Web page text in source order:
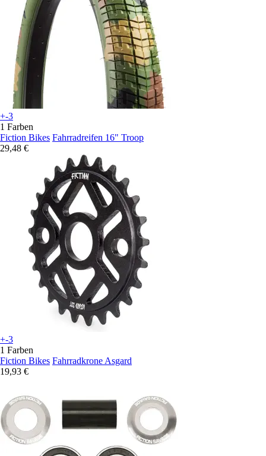
+-3
1 Farben
Fiction Bikes Fahrradreifen 16" Troop
29,48 €
+-3
1 Farben
Fiction Bikes Fahrradkrone Asgard
19,93 €